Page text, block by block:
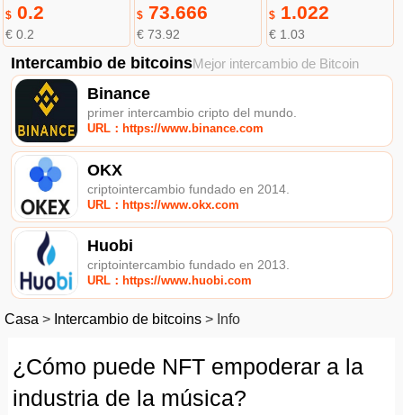
$0.2
€ 0.2
$ 73.666
€ 73.92
$1.022
€ 1.03
Intercambio de bitcoinsMejor intercambio de Bitcoin
Binance
primer intercambio cripto del mundo.
URL：https://www.binance.com
OKX
criptointercambio fundado en 2014.
URL：https://www.okx.com
Huobi
criptointercambio fundado en 2013.
URL：https://www.huobi.com
Casa > Intercambio de bitcoins > Info
¿Cómo puede NFT empoderar a la
industria de la música?